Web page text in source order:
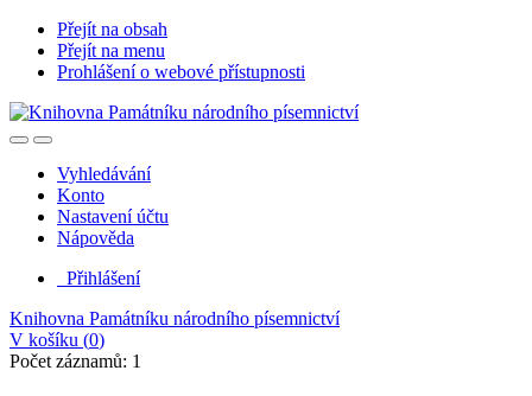
Přejít na obsah
Přejít na menu
Prohlášení o webové přístupnosti
Vyhledávání
Konto
Nastavení účtu
Nápověda
Přihlášení
Knihovna Památníku národního písemnictví
V košíku (0)
Počet záznamů: 1